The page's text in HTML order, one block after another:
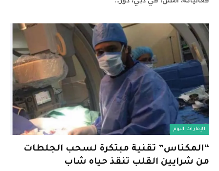
الإمارات اليوم
“المكناس” تقنية مبتكرة لسحب الجلطات
من شرايين القلب تنقذ حياه شاب